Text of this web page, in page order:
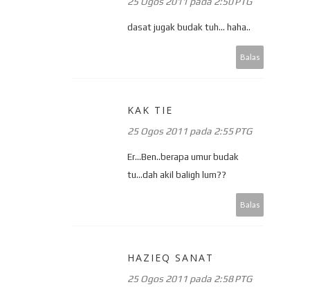
dasat jugak budak tuh... haha..
Balas
KAK TIE
25 Ogos 2011 pada 2:55 PTG
Er...Ben..berapa umur budak
tu...dah akil baligh lum??
Balas
HAZIEQ SANAT
25 Ogos 2011 pada 2:58 PTG